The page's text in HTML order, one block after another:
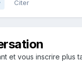
Citer
et vous inscrire plus